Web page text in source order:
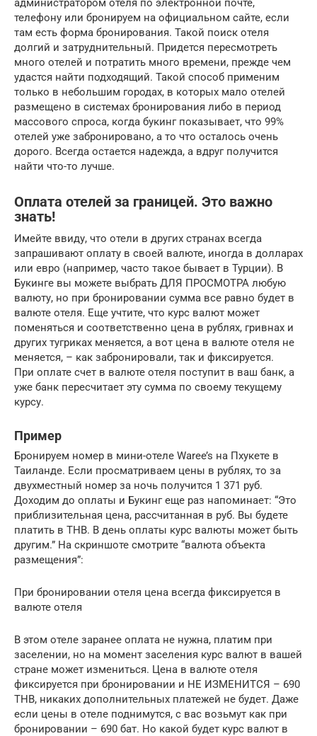
администратором отеля по электронной почте,
телефону или бронируем на официальном сайте, если
там есть форма бронирования. Такой поиск отеля
долгий и затруднительный. Придется пересмотреть
много отелей и потратить много времени, прежде чем
удастся найти подходящий. Такой способ применим
только в небольшим городах, в которых мало отелей
размещено в системах бронирования либо в период
массового спроса, когда букинг показывает, что 99%
отелей уже забронировано, а то что осталось очень
дорого. Всегда остается надежда, а вдруг получится
найти что-то лучше.
Оплата отелей за границей. Это важно
знать!
Имейте ввиду, что отели в других странах всегда
запрашивают оплату в своей валюте, иногда в долларах
или евро (например, часто такое бывает в Турции). В
Букинге вы можете выбрать ДЛЯ ПРОСМОТРА любую
валюту, но при бронировании сумма все равно будет в
валюте отеля. Еще учтите, что курс валют может
поменяться и соответственно цена в рублях, гривнах и
других тугриках меняется, а вот цена в валюте отеля не
меняется, – как забронировали, так и фиксируется.
При оплате счет в валюте отеля поступит в ваш банк, а
уже банк пересчитает эту сумма по своему текущему
курсу.
Пример
Бронируем номер в мини-отеле Waree’s на Пхукете в
Таиланде. Если просматриваем цены в рублях, то за
двухместный номер за ночь получится 1 371 руб.
Доходим до оплаты и Букинг еще раз напоминает: “Это
приблизительная цена, рассчитанная в руб. Вы будете
платить в THB. В день оплаты курс валюты может быть
другим.” На скриншоте смотрите “валюта объекта
размещения”:
При бронировании отеля цена всегда фиксируется в
валюте отеля
В этом отеле заранее оплата не нужна, платим при
заселении, но на момент заселения курс валют в вашей
стране может измениться. Цена в валюте отеля
фиксируется при бронировании и НЕ ИЗМЕНИТСЯ – 690
THB, никаких дополнительных платежей не будет. Даже
если цены в отеле поднимутся, с вас возьмут как при
бронировании – 690 бат. Но какой будет курс валют в